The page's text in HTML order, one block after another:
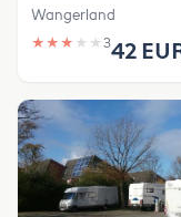
Wangerland
★ ★ ★ ★ ★ 342